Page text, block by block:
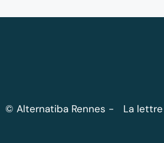
© Alternatiba Rennes La